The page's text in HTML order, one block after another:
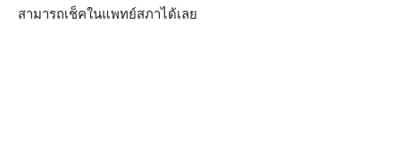
สามารถเช็คในแพทย์สภาได้เลย